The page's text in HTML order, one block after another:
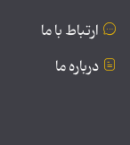
ارتباط با ما
درباره ما